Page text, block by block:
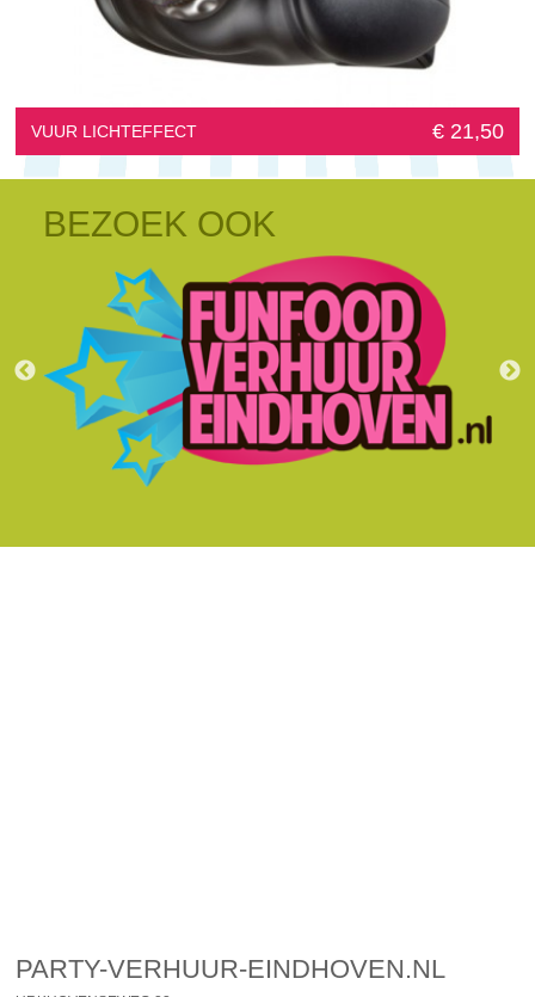
VUUR LICHTEFFECT € 21,50
BEZOEK OOK
PARTY-VERHUUR-EINDHOVEN.NL